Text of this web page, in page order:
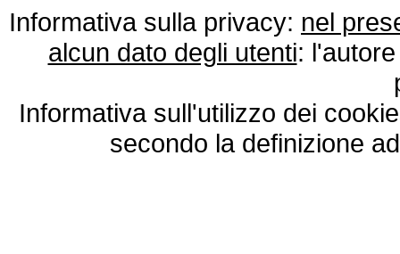
Informativa sulla privacy: nel
alcun dato degli utenti:
Informativa sull'utilizzo dei
secondo la definizione